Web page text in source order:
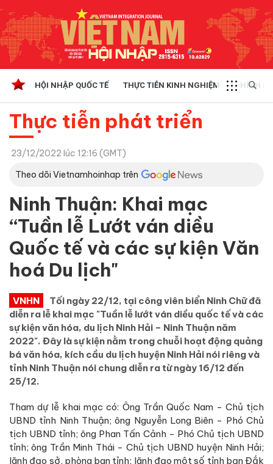
HỘI NHẬP QUỐC TẾ THỰC TIỄN KINH NGHIỆM CHÍNH
Thực tiễn phát triển
23/12/2022 lúc 12:16 (GMT)
Theo dõi Vietnamhoinhap trên
Ninh Thuận: Khai mạc
“Tuần lễ Lướt ván diều
Quốc tế và các sự kiện Văn
hoá Du lịch"
VNHN
Tối ngày 22/12, tại công viên biển Ninh Chữ đã
diễn ra lễ khai mạc "Tuần lễ lướt ván diều quốc tế và các
sự kiện văn hóa, du lịch Ninh Hải – Ninh Thuận năm
2022". Đây là sự kiện nằm trong chuỗi hoạt động quảng
bá văn hóa, kích cầu du lịch huyện Ninh Hải nói riêng và
tỉnh Ninh Thuận nói chung diễn ra từ ngày 16/12 đến
25/12.
Tham dự lễ khai mạc có: Ông Trần Quốc Nam - Chủ tịch
UBND tỉnh Ninh Thuận; ông Nguyễn Long Biên - Phó Chủ
tịch UBND tỉnh; ông Phan Tấn Cảnh - Phó Chủ tịch UBND
tỉnh; ông Trần Minh Thái - Chủ tịch UBND huyện Ninh Hải;
lãnh đạo sở, phòng ban tỉnh; lãnh đạo một số tỉnh bạn Đắk